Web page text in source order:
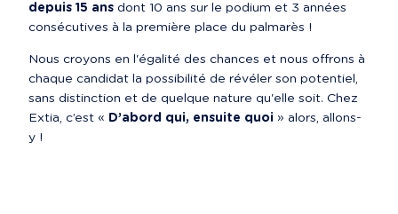
depuis 15 ans dont 10 ans sur le podium et 3 années
consécutives à la première place du palmarès !
Nous croyons en l'égalité des chances et nous offrons à
chaque candidat la possibilité de révéler son potentiel,
sans distinction et de quelque nature qu'elle soit. Chez
Extia, c’est « D’abord qui, ensuite quoi » alors, allons-
y !